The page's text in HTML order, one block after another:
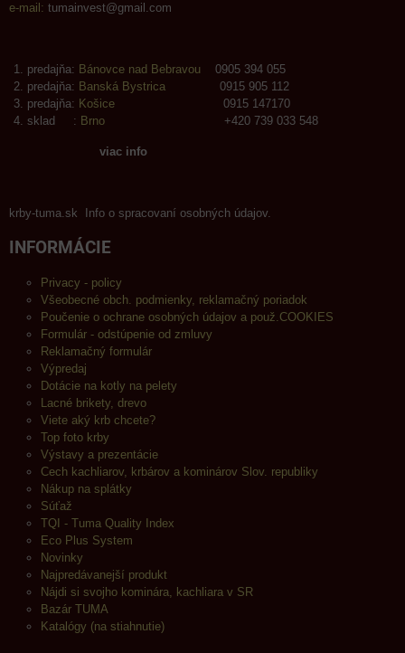
e-mail: tumainvest@gmail.com
predajňa: Bánovce nad Bebravou 0905 394 055
predajňa: Banská Bystrica 0915 905 112
predajňa: Košice 0915 147170
sklad : Brno +420 739 033 548
viac info
krby-tuma.sk Info o spracovaní osobných údajov.
INFORMÁCIE
Privacy - policy
Všeobecné obch. podmienky, reklamačný poriadok
Poučenie o ochrane osobných údajov a použ.COOKIES
Formulár - odstúpenie od zmluvy
Reklamačný formulár
Výpredaj
Dotácie na kotly na pelety
Lacné brikety, drevo
Viete aký krb chcete?
Top foto krby
Výstavy a prezentácie
Cech kachliarov, krbárov a kominárov Slov. republiky
Nákup na splátky
Súťaž
TQI - Tuma Quality Index
Eco Plus System
Novinky
Najpredávanejší produkt
Nájdi si svojho kominára, kachliara v SR
Bazár TUMA
Katalógy (na stiahnutie)